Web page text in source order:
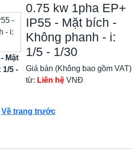
Mặt
1/5 -
0.75 kw 1pha EP+
IP55 - Mặt bích -
Không phanh - i:
1/5 - 1/30
Giá bán (Không bao gồm VAT)
từ: Liên hệ VNĐ
Về trang trước